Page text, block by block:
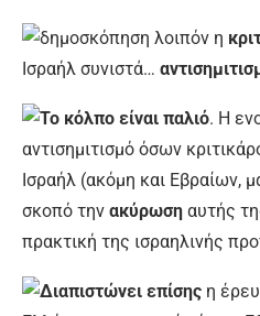
δημοσκόπηση λοιπόν η
Ισραήλ συνιστά…
Το κόλπο είναι παλιό. Η
αντισημιτισμό όσων
Ισραήλ (ακόμη και Εβραίων,
σκοπό την ακύρωση αυτής
πρακτική της ισραηλινής
Διαπιστώνει επίσης η